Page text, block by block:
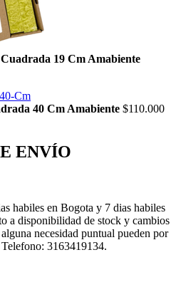
19 Cm Amabiente
40 Cm Amabiente $110.000
ENVÍO
habiles en Bogota y 7 dias habiles
a disponibilidad de stock y cambios
necesidad puntual pueden por
3163419134.